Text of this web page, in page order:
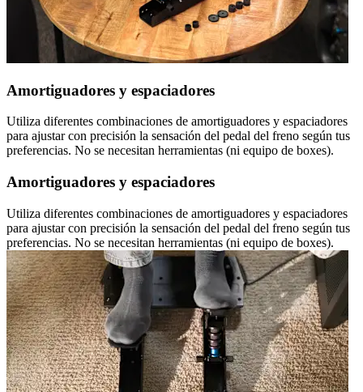
Amortiguadores y espaciadores
Utiliza diferentes combinaciones de amortiguadores y espaciadores
para ajustar con precisión la sensación del pedal del freno según tus
preferencias. No se necesitan herramientas (ni equipo de boxes).
Amortiguadores y espaciadores
Utiliza diferentes combinaciones de amortiguadores y espaciadores
para ajustar con precisión la sensación del pedal del freno según tus
preferencias. No se necesitan herramientas (ni equipo de boxes).